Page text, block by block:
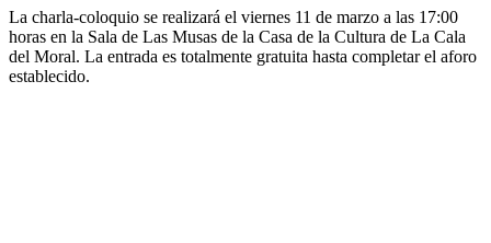
La charla-coloquio se realizará el viernes 11 de marzo a las 17:00
horas en la Sala de Las Musas de la Casa de la Cultura de La Cala
del Moral. La entrada es totalmente gratuita hasta completar el aforo
establecido.